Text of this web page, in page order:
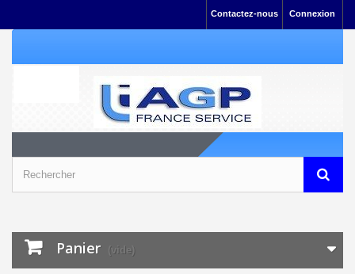
Connexion
Contactez-nous
Panier (vide)